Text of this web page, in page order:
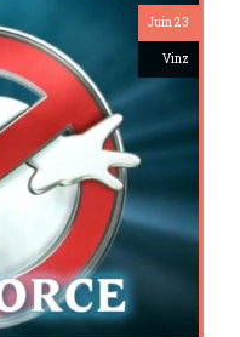
Juin 23
Vinz